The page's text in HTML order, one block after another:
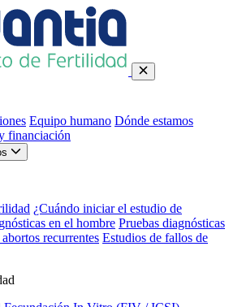
Equipo humano Dónde estamos
financiación
¿Cuándo iniciar el estudio de
en el hombre Pruebas diagnósticas
recurrentes Estudios de fallos de